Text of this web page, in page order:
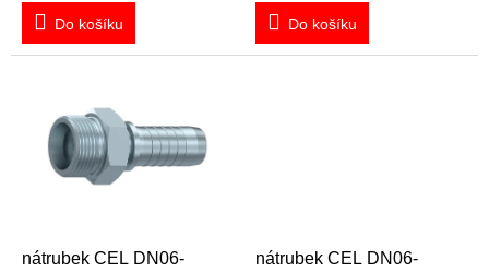
Do košíku Do košíku
nátrubek CEL DN06-
nátrubek CEL DN06-